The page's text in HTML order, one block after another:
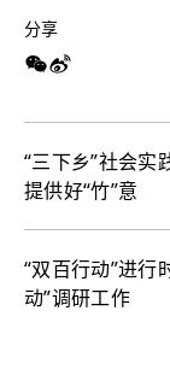
分享
“三下乡”社会实
提供好“竹”意
“双百行动”进
动”调研工作